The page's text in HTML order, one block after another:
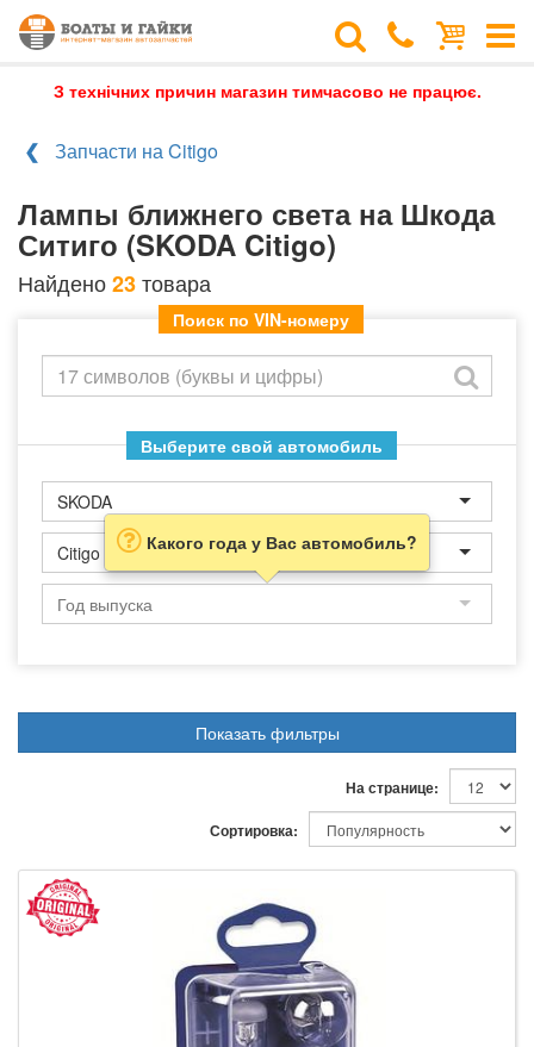
З технічних причин магазин тимчасово не працює.
Запчасти на Citigo
Лампы ближнего света на Шкода
Ситиго (SKODA Citigo)
Найдено23товара
Поиск по VIN-номеру
Выберите свой автомобиль
SKODA
Citigo Какого года у Вас автомобиль?
Показать фильтры
На странице:
Сортировка: